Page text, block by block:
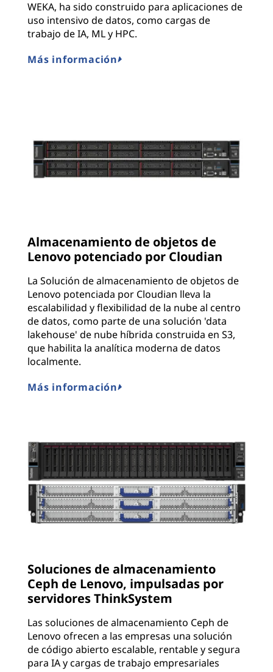
WEKA, ha sido construido para aplicaciones de
uso intensivo de datos, como cargas de
trabajo de IA, ML y HPC.
Más información
Almacenamiento de objetos de
Lenovo potenciado por Cloudian
La Solución de almacenamiento de objetos de
Lenovo potenciada por Cloudian lleva la
escalabilidad y flexibilidad de la nube al centro
de datos, como parte de una solución 'data
lakehouse' de nube híbrida construida en S3,
que habilita la analítica moderna de datos
localmente.
Más información
Soluciones de almacenamiento
Ceph de Lenovo, impulsadas por
servidores ThinkSystem
Las soluciones de almacenamiento Ceph de
Lenovo ofrecen a las empresas una solución
de código abierto escalable, rentable y segura
para IA y cargas de trabajo empresariales